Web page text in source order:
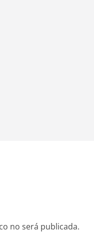
no será publicada.